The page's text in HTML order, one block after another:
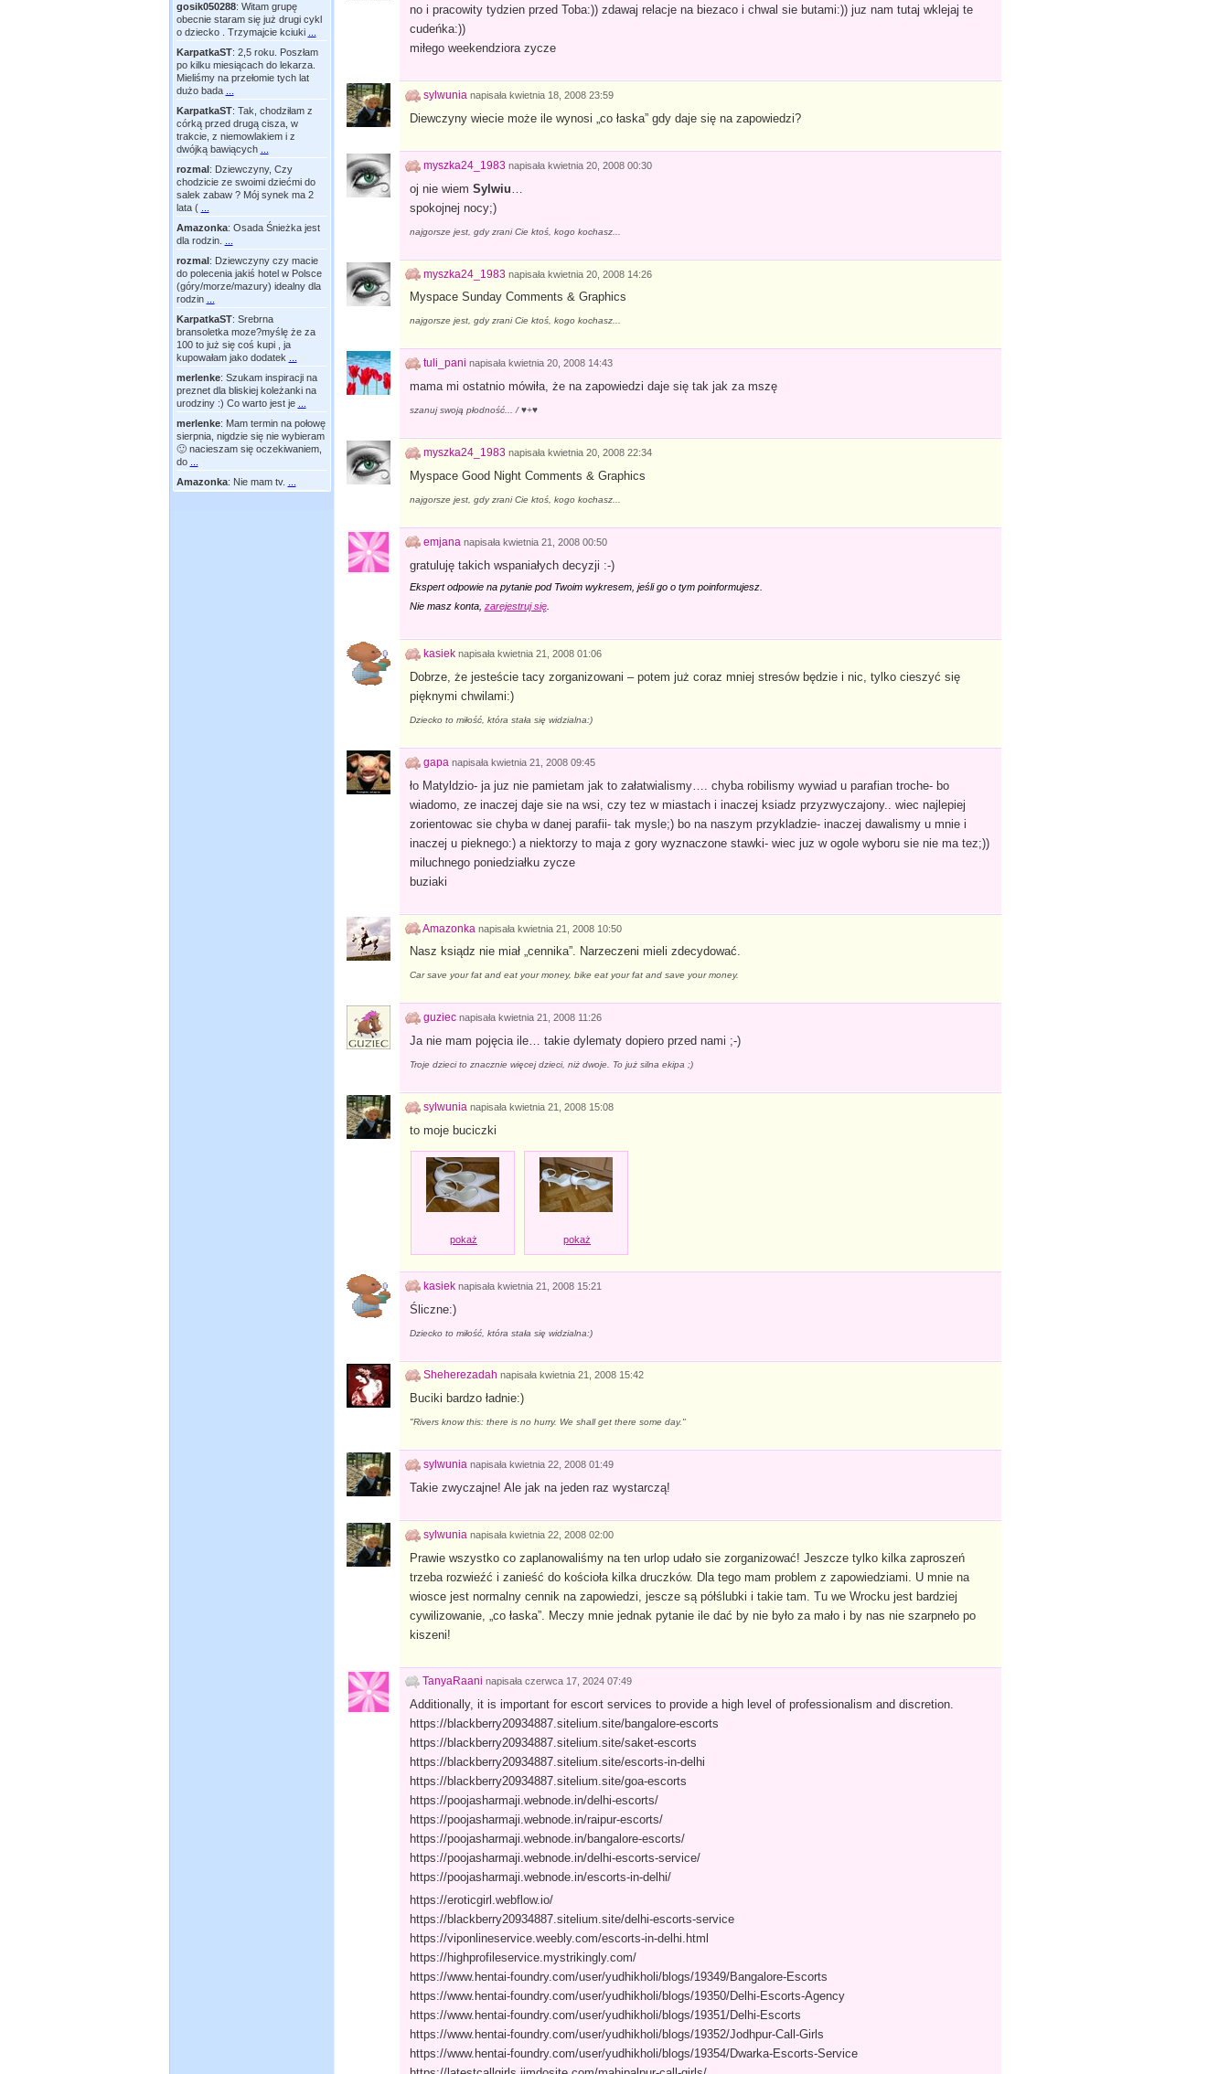
gosik050288: Witam grupę
obecnie staram się już drugi cykl
o dziecko . Trzymajcie kciuki
KarpatkaST: 2,5 roku. Poszłam
po kilku miesiącach do lekarza.
Mieliśmy na przełomie tych lat
dużo bada
KarpatkaST: Tak, chodziłam z
córką przed drugą cisza, w
trakcie, z niemowlakiem i z
dwójką bawiących
rozmal: Dziewczyny, Czy
chodzicie ze swoimi dziećmi do
salek zabaw ? Mój synek ma 2
lata (
Amazonka: Osada Śnieżka jest
dla rodzin.
rozmal: Dziewczyny czy macie
do polecenia jakiś hotel w Polsce
(góry/morze/mazury) idealny dla
rodzin
KarpatkaST: Srebrna
bransoletka moze?myślę że za
100 to już się coś kupi , ja
kupowałam jako dodatek
merlenke: Szukam inspiracji na
preznet dla bliskiej koleżanki na
urodziny :) Co warto jest je
merlenke: Mam termin na połowę
sierpnia, nigdzie się nie wybieram
🙂 nacieszam się oczekiwaniem,
do
Amazonka: Nie mam tv.
no i pracowity tydzien przed Toba:)) zdawaj relacje na biezaco i chwal sie butami:)) juz nam tutaj wklejaj te
cudeńka:))
miłego weekendziora zycze
sylwunia napisała kwietnia 18, 2008 23:59
Diewczyny wiecie może ile wynosi „co łaska” gdy daje się na zapowiedzi?
myszka24_1983 napisała kwietnia 20, 2008 00:30
oj nie wiem Sylwiu
spokojnej nocy;)
najgorsze jest, gdy zrani Cie ktoś, kogo kochasz...
myszka24_1983 napisała kwietnia 20, 2008 14:26
Myspace Sunday Comments & Graphics
najgorsze jest, gdy zrani Cie ktoś, kogo kochasz...
tuli_pani napisała kwietnia 20, 2008 14:43
mama mi ostatnio mówiła, że na zapowiedzi daje się tak jak za mszę
szanuj swoją płodność... / ♥+♥
myszka24_1983 napisała kwietnia 20, 2008 22:34
Myspace Good Night Comments & Graphics
najgorsze jest, gdy zrani Cie ktoś, kogo kochasz...
emjana napisała kwietnia 21, 2008 00:50
gratuluję takich wspaniałych decyzji :-)
Ekspert odpowie na pytanie pod Twoim wykresem, jeśli go o tym poinformujesz.
Nie masz konta, zarejestruj się.
kasiek napisała kwietnia 21, 2008 01:06
Dobrze, że jesteście tacy zorganizowani – potem już coraz mniej stresów będzie i nic, tylko cieszyć się
pięknymi chwilami:)
Dziecko to miłość, która stała się widzialna:)
gapa napisała kwietnia 21, 2008 09:45
ło Matyldzio- ja juz nie pamietam jak to załatwialismy…. chyba robilismy wywiad u parafian troche- bo
wiadomo, ze inaczej daje sie na wsi, czy tez w miastach i inaczej ksiadz przyzwyczajony.. wiec najlepiej
zorientowac sie chyba w danej parafii- tak mysle;) bo na naszym przykladzie- inaczej dawalismy u mnie i
inaczej u pieknego:) a niektorzy to maja z gory wyznaczone stawki- wiec juz w ogole wyboru sie nie ma tez;))
miluchnego poniedziałku zycze
buziaki
Amazonka napisała kwietnia 21, 2008 10:50
Nasz ksiądz nie miał „cennika”. Narzeczeni mieli zdecydować.
Car save your fat and eat your money, bike eat your fat and save your money.
guziec napisała kwietnia 21, 2008 11:26
Ja nie mam pojęcia ile… takie dylematy dopiero przed nami ;-)
Troje dzieci to znacznie więcej dzieci, niż dwoje. To już silna ekipa ;)
sylwunia napisała kwietnia 21, 2008 15:08
to moje buciczki
pokaż pokaż
kasiek napisała kwietnia 21, 2008 15:21
Śliczne:)
Dziecko to miłość, która stała się widzialna:)
Sheherezadah napisała kwietnia 21, 2008 15:42
Buciki bardzo ładnie:)
"Rivers know this: there is no hurry. We shall get there some day."
sylwunia napisała kwietnia 22, 2008 01:49
Takie zwyczajne! Ale jak na jeden raz wystarczą!
sylwunia napisała kwietnia 22, 2008 02:00
Prawie wszystko co zaplanowaliśmy na ten urlop udało sie zorganizować! Jeszcze tylko kilka zaproszeń
trzeba rozwieźć i zanieść do kościoła kilka druczków. Dla tego mam problem z zapowiedziami. U mnie na
wiosce jest normalny cennik na zapowiedzi, jescze są półślubki i takie tam. Tu we Wrocku jest bardziej
cywilizowanie, „co łaska”. Meczy mnie jednak pytanie ile dać by nie było za mało i by nas nie szarpneło po
kiszeni!
TanyaRaani napisała czerwca 17, 2024 07:49
Additionally, it is important for escort services to provide a high level of professionalism and discretion.
https://blackberry20934887.sitelium.site/bangalore-escorts
https://blackberry20934887.sitelium.site/saket-escorts
https://blackberry20934887.sitelium.site/escorts-in-delhi
https://blackberry20934887.sitelium.site/goa-escorts
https://poojasharmaji.webnode.in/delhi-escorts/
https://poojasharmaji.webnode.in/raipur-escorts/
https://poojasharmaji.webnode.in/bangalore-escorts/
https://poojasharmaji.webnode.in/delhi-escorts-service/
https://poojasharmaji.webnode.in/escorts-in-delhi/
https://eroticgirl.webflow.io/
https://blackberry20934887.sitelium.site/delhi-escorts-service
https://viponlineservice.weebly.com/escorts-in-delhi.html
https://highprofileservice.mystrikingly.com/
https://www.hentai-foundry.com/user/yudhikholi/blogs/19349/Bangalore-Escorts
https://www.hentai-foundry.com/user/yudhikholi/blogs/19350/Delhi-Escorts-Agency
https://www.hentai-foundry.com/user/yudhikholi/blogs/19351/Delhi-Escorts
https://www.hentai-foundry.com/user/yudhikholi/blogs/19352/Jodhpur-Call-Girls
https://www.hentai-foundry.com/user/yudhikholi/blogs/19354/Dwarka-Escorts-Service